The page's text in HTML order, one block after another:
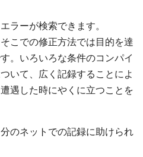
ラーが検索できます。
こでの修正方法では目的を達
。いろいろな条件のコンパイ
いて、広く記録することによ
遇した時にやくに立つことを
のネットでの記録に助けられ